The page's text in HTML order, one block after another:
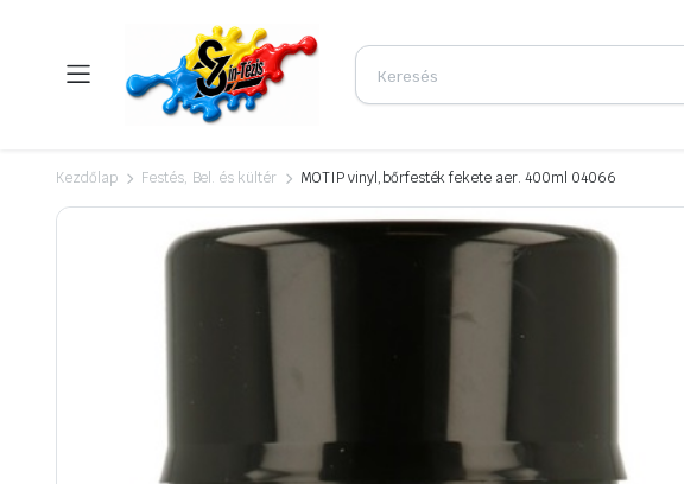
Kezdőlap Festés, Bel. és kültér MOTIP vinyl,bőrfesték fekete aer. 400ml 04066